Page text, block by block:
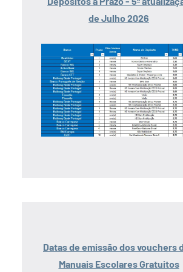
de Julho 2026
Datas de emissão dos vouchers
Manuais Escolares Gratuitos